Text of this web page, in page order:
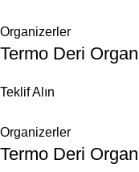
Organizerler
Termo Deri
Teklif Alın
Organizerler
Termo Deri